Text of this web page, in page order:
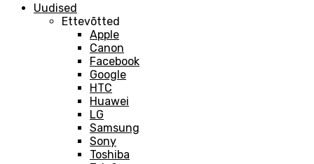
Uudised
Ettevõtted
Apple
Canon
Facebook
Google
HTC
Huawei
LG
Samsung
Sony
Toshiba